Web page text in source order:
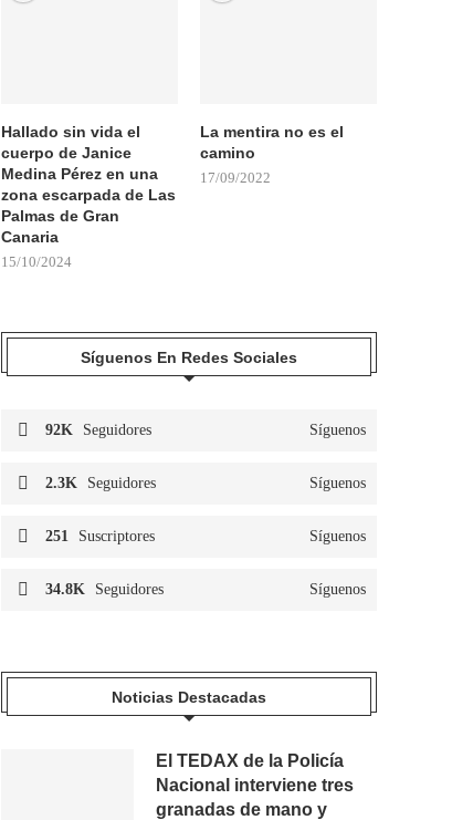
Hallado sin vida el
cuerpo de Janice
Medina Pérez en una
zona escarpada de Las
Palmas de Gran
Canaria
15/10/2024
La mentira no es el
camino
17/09/2022
Síguenos En Redes Sociales
92K Seguidores Síguenos
2.3K Seguidores Síguenos
251 Suscriptores Síguenos
34.8K Seguidores Síguenos
Noticias Destacadas
El TEDAX de la Policía
Nacional interviene tres
granadas de mano y